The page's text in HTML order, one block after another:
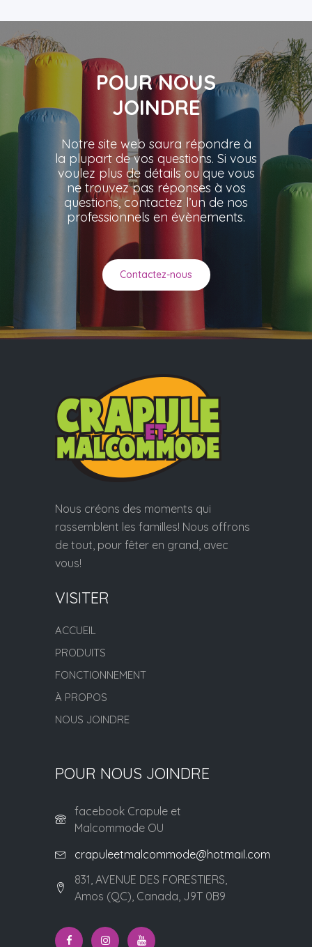
POUR NOUS
JOINDRE
Notre site web saura répondre à
la plupart de vos questions. Si vous
voulez plus de détails ou que vous
ne trouvez pas réponses à vos
questions, contactez l’un de nos
professionnels en évènements.
Contactez-nous
Nous créons des moments qui
rassemblent les familles! Nous offrons
de tout, pour fêter en grand, avec
vous!
VISITER
ACCUEIL
PRODUITS
FONCTIONNEMENT
À PROPOS
NOUS JOINDRE
POUR NOUS JOINDRE
facebook Crapule et
Malcommode OU
crapuleetmalcommode@hotmail.com
831, AVENUE DES FORESTIERS,
Amos (QC), Canada, J9T 0B9